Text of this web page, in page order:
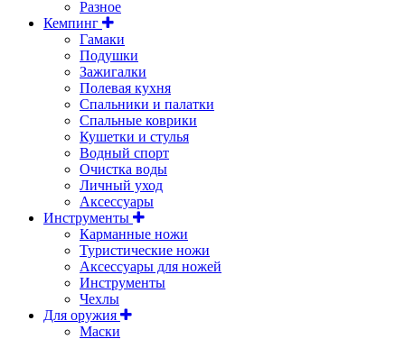
Разное
Кемпинг
Гамаки
Подушки
Зажигалки
Полевая кухня
Спальники и палатки
Спальные коврики
Кушетки и стулья
Водный спорт
Очистка воды
Личный уход
Аксессуары
Инструменты
Карманные ножи
Туристические ножи
Аксессуары для ножей
Инструменты
Чехлы
Для оружия
Маски